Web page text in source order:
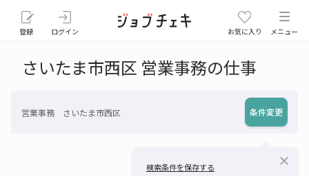
登録 ログイン お気に入り メニュー
さいたま市西区 営業事務の仕事
営業事務 さいたま市西区 条件変更
検索条件を保存する close